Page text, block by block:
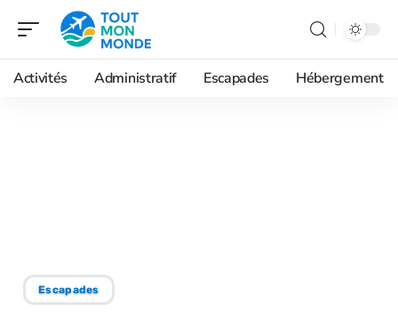
Activités Administratif Escapades Hébergement
Escapades